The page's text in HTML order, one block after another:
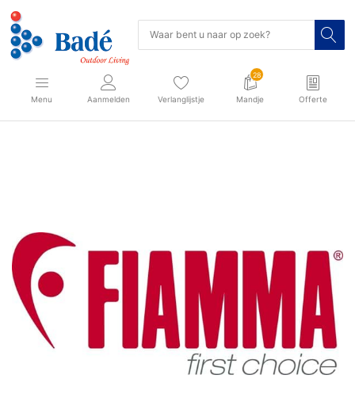
Menu Aanmelden Verlanglijstje
28
Mandje Offerte